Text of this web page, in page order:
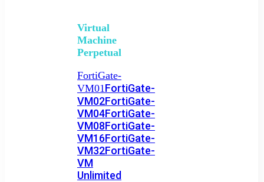
Virtual
Machine
Perpetual
FortiGate-
VM01FortiGate-
VM02FortiGate-
VM04FortiGate-
VM08FortiGate-
VM16FortiGate-
VM32FortiGate-
VM
Unlimited